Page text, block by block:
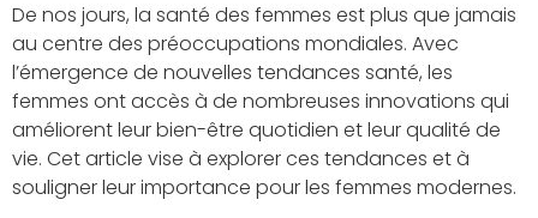
De nos jours, la santé des femmes est plus que jamais
au centre des préoccupations mondiales. Avec
l’émergence de nouvelles tendances santé, les
femmes ont accès à de nombreuses innovations qui
améliorent leur bien-être quotidien et leur qualité de
vie. Cet article vise à explorer ces tendances et à
souligner leur importance pour les femmes modernes.